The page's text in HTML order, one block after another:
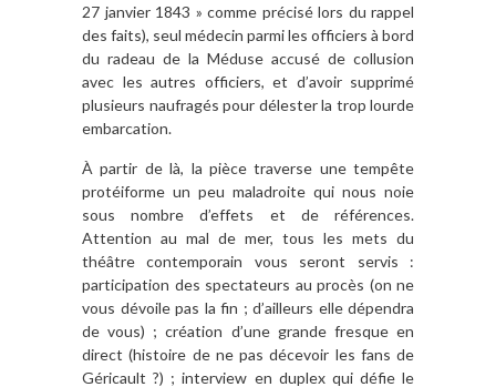
27 janvier 1843 » comme précisé lors du rappel
des faits), seul médecin parmi les officiers à bord
du radeau de la Méduse accusé de collusion
avec les autres officiers, et d’avoir supprimé
plusieurs naufragés pour délester la trop lourde
embarcation.
À partir de là, la pièce traverse une tempête
protéiforme un peu maladroite qui nous noie
sous nombre d’effets et de références.
Attention au mal de mer, tous les mets du
théâtre contemporain vous seront servis :
participation des spectateurs au procès (on ne
vous dévoile pas la fin ; d’ailleurs elle dépendra
de vous) ; création d’une grande fresque en
direct (histoire de ne pas décevoir les fans de
Géricault ?) ; interview en duplex qui défie le